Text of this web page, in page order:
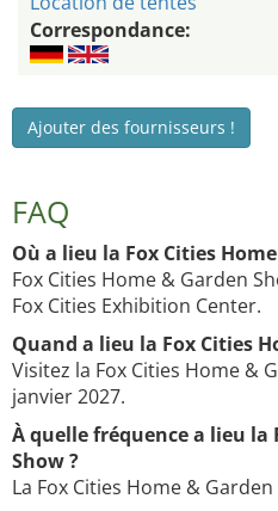
Correspondance:
Ajouter des fournisseurs !
FAQ
Où a lieu la Fox Cities
Fox Cities Home & Garden
Fox Cities Exhibition Center.
Quand a lieu la Fox Cities
Visitez la Fox Cities Home &
janvier 2027.
À quelle fréquence a lieu la
Show ?
La Fox Cities Home &